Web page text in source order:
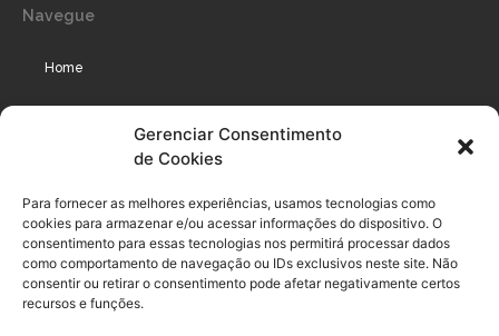
Gerenciar Consentimento
de Cookies
Para fornecer as melhores experiências, usamos tecnologias como
cookies para armazenar e/ou acessar informações do dispositivo. O
consentimento para essas tecnologias nos permitirá processar dados
como comportamento de navegação ou IDs exclusivos neste site. Não
consentir ou retirar o consentimento pode afetar negativamente certos
recursos e funções.
Navegue
Home
Podcast
Legal